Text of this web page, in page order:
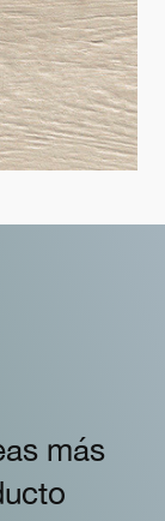
más